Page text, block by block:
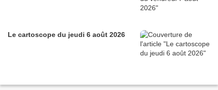
Le cartoscope du jeudi 6 août 2026